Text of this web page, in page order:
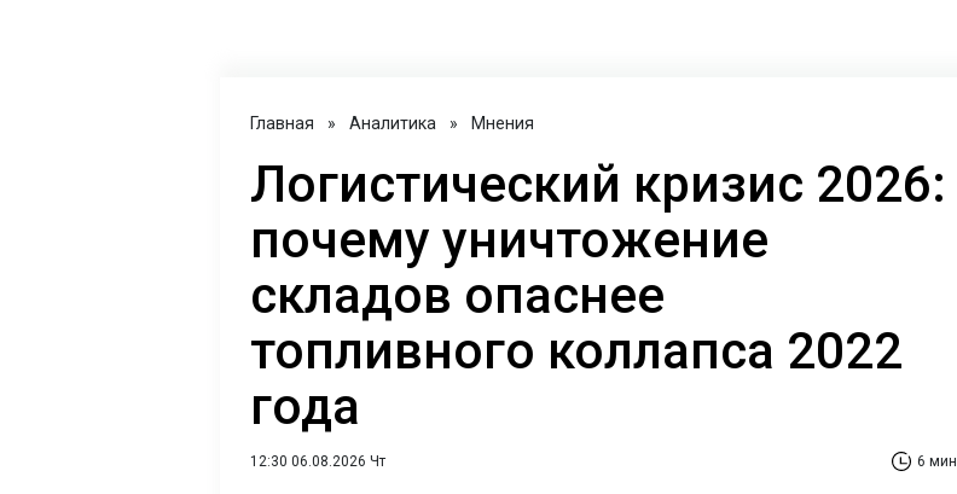
Главная » Аналитика » Мнения
Логистический кризис 2026:
почему уничтожение
складов опаснее
топливного коллапса 2022
года
12:30 06.08.2026 Чт 6 мин